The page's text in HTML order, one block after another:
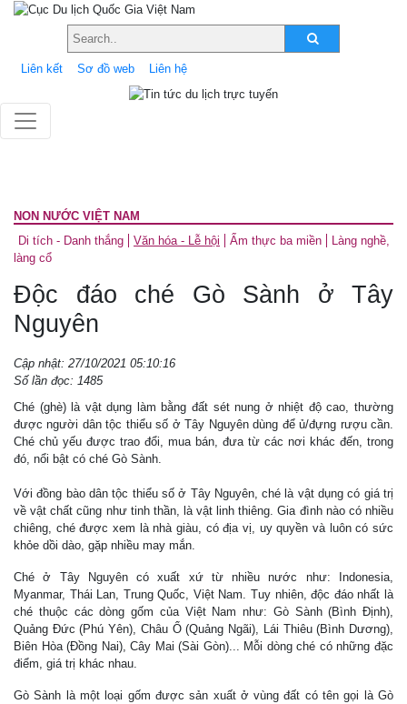
Liên kết Sơ đồ web Liên hệ
NON NƯỚC VIỆT NAM
Di tích - Danh thắng
Văn hóa - Lễ hội Ẩm thực ba miền
Làng nghề,
làng cổ
Độc đáo ché Gò Sành ở Tây
Nguyên
Cập nhật: 27/10/2021 05:10:16
Số lần đọc: 1485
Ché (ghè) là vật dụng làm bằng đất sét nung ở nhiệt độ cao, thường
được người dân tộc thiểu số ở Tây Nguyên dùng để ủ/đựng rượu cần.
Ché chủ yếu được trao đổi, mua bán, đưa từ các nơi khác đến, trong
đó, nổi bật có ché Gò Sành.
Với đồng bào dân tộc thiểu số ở Tây Nguyên, ché là vật dụng có giá trị
về vật chất cũng như tinh thần, là vật linh thiêng. Gia đình nào có nhiều
chiêng, ché được xem là nhà giàu, có địa vị, uy quyền và luôn có sức
khỏe dồi dào, gặp nhiều may mắn.
Ché ở Tây Nguyên có xuất xứ từ nhiều nước như: Indonesia,
Myanmar, Thái Lan, Trung Quốc, Việt Nam. Tuy nhiên, độc đáo nhất là
ché thuộc các dòng gốm của Việt Nam như: Gò Sành (Bình Định),
Quảng Đức (Phú Yên), Châu Ổ (Quảng Ngãi), Lái Thiêu (Bình Dương),
Biên Hòa (Đồng Nai), Cây Mai (Sài Gòn)... Mỗi dòng ché có những đặc
điểm, giá trị khác nhau.
Gò Sành là một loại gốm được sản xuất ở vùng đất có tên gọi là Gò